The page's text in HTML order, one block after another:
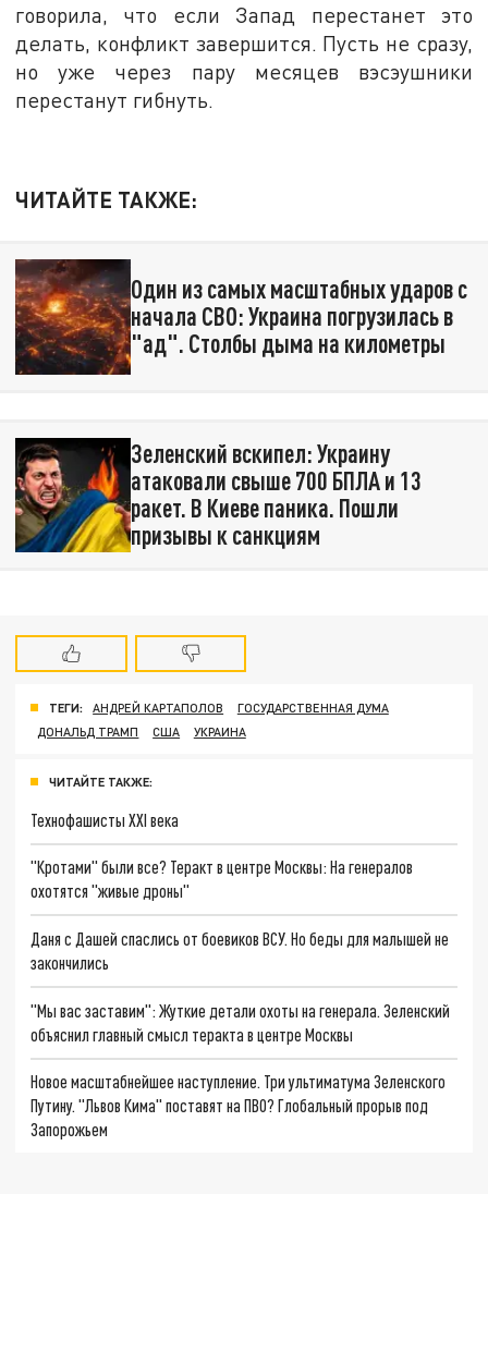
говорила, что если Запад перестанет это
делать, конфликт завершится. Пусть не сразу,
но уже через пару месяцев вэсэушники
перестанут гибнуть.
ЧИТАЙТЕ ТАКЖЕ:
Один из самых масштабных ударов с
начала СВО: Украина погрузилась в
"ад". Столбы дыма на километры
Зеленский вскипел: Украину
атаковали свыше 700 БПЛА и 13
ракет. В Киеве паника. Пошли
призывы к санкциям
ТЕГИ: АНДРЕЙ КАРТАПОЛОВ
ГОСУДАРСТВЕННАЯ ДУМА
ДОНАЛЬД ТРАМП
США УКРАИНА
ЧИТАЙТЕ ТАКЖЕ:
Технофашисты XXI века
"Кротами" были все? Теракт в центре Москвы: На генералов
охотятся "живые дроны"
Даня с Дашей спаслись от боевиков ВСУ. Но беды для малышей не
закончились
"Мы вас заставим": Жуткие детали охоты на генерала. Зеленский
объяснил главный смысл теракта в центре Москвы
Новое масштабнейшее наступление. Три ультиматума Зеленского
Путину. "Львов Кима" поставят на ПВО? Глобальный прорыв под
Запорожьем